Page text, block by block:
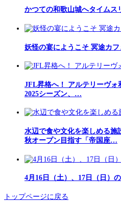
かつての和歌山城へタイム
妖怪の宴にようこそ 冥途カ
JFL昇格へ！ アルテリーヴォ
2025シーズン、…
水辺で食や文化を楽しめる施
秋オープン目指す「帝国座…
4月16日（土）、17日（日）
トップページに戻る